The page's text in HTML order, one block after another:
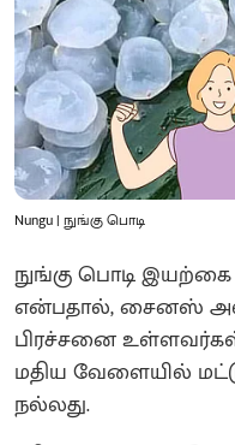
Nungu | நுங்கு பொடி
நுங்கு பொடி
என்பதால், சைனஸ்
பிரச்சனை உள்ளவர்கள்
மதிய வேளையில்
நல்லது.